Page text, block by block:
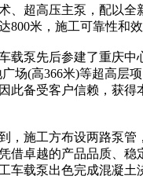
超高压主泵，配以全
800米，施工可靠性和效
泵先后参建了重庆中
场(高366米)等超高层
此备受客户信赖，获得
施工方布设两路泵管
借卓越的产品品质、稳
车载泵出色完成混凝土